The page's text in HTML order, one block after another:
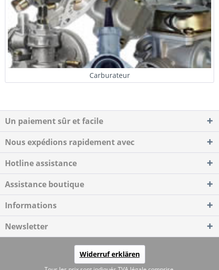
Carburateur
Un paiement sûr et facile
Nous expédions rapidement avec
Hotline assistance
Assistance boutique
Informations
Newsletter
Widerruf erklären